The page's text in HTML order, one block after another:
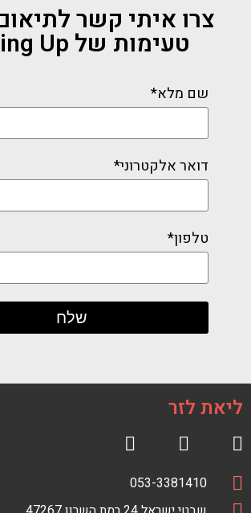
צרו איתי קשר
טעימות של Scaling Up
שם מלא*
דואר אלקטרוני*
טלפון*
ליאת לזר
טלפון
מספר
053-3381410
כתובת